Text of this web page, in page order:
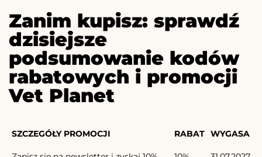
Zanim kupisz: sprawdź
dzisiejsze
podsumowanie kodów
rabatowych i promocji
Vet Planet
SZCZEGÓŁY PROMOCJI RABAT WYGASA